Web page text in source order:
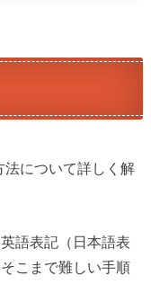
について詳しく解
語表記（日本語表
こまで難しい手順